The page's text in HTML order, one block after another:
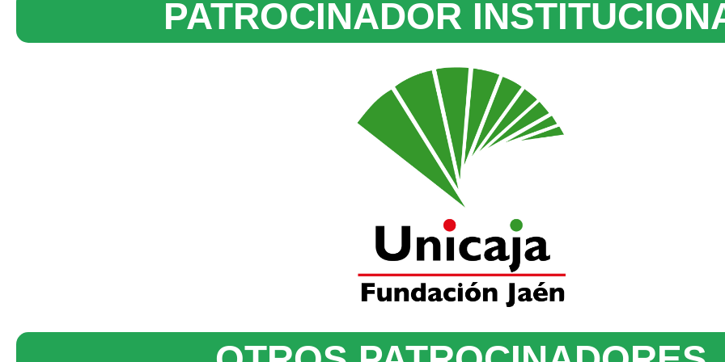
PATROCINADOR